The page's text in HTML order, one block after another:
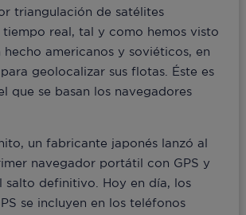
triangulación de satélites
tiempo real, tal y como hemos visto
hecho americanos y soviéticos, en
geolocalizar sus flotas. Éste es
que se basan los navegadores
un fabricante japonés lanzó al
navegador portátil con GPS y
salto definitivo. Hoy en día, los
se incluyen en los teléfonos